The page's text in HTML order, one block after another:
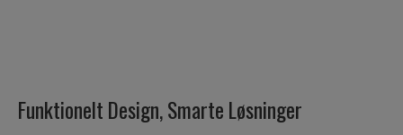
Funktionelt Design, Smarte Løsninger